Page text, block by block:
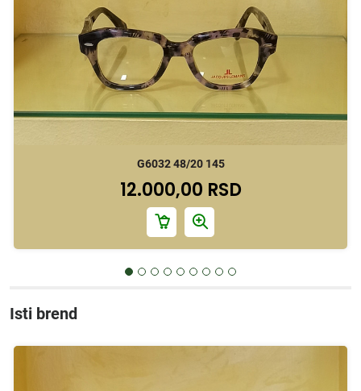
G6032 48/20 145
12.000,00 RSD
Isti brend